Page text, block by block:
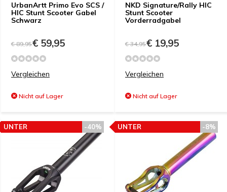
UrbanArtt Primo Evo SCS /
HIC Stunt Scooter Gabel
Schwarz
€ 89,95€ 59,95
Vergleichen
Nicht auf Lager
NKD Signature/Rally HIC
Stunt Scooter
Vorderradgabel
€ 34,95€ 19,95
Vergleichen
Nicht auf Lager
-40%
UNTER
-8%
UNTER